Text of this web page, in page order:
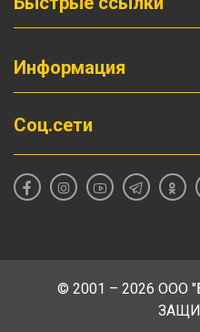
Информация
Соц.сети
© 2001 – 2026 ООО